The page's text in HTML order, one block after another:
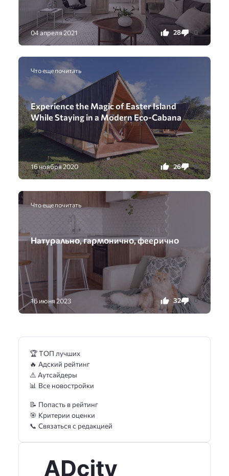
04 апреля 2021 28 0
Что еще почитать
Experience the Magic of Easter Island
While Staying in a Modern Eco-Cabana
16 ноября 2020 26 0
Что еще почитать
Ηатyρаʌьнο, ᴦаρʍοничнο, фееρичнο️
16 июня 2023 32 0
🏆 ТОП лучших
🔥 Адский рейтинг
⚠️ Аутсайдеры
📊 Все новостройки
📝 Попасть в рейтинг
🎯 Критерии оценки
📞 Связаться с редакцией